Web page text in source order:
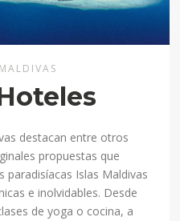
destacan entre otros
propuestas que
paradisíacas Islas Maldivas
e inolvidables. Desde
de yoga o cocina, a